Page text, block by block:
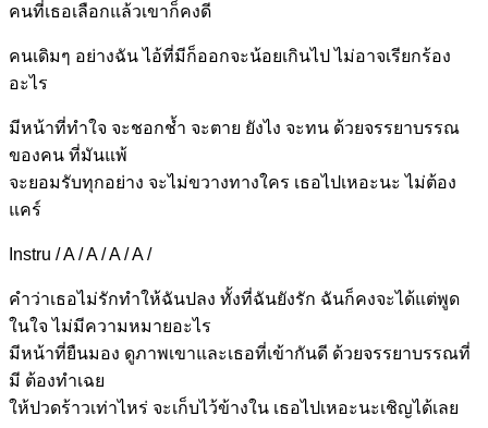
คนที่เธอเลือกแล้วเขาก็คงดี
คนเดิมๆ อย่างฉัน ไอ้ที่มีก็ออกจะน้อยเกินไป ไม่อาจเรียกร้อง
อะไร
มีหน้าที่ทำใจ จะชอกช้ำ จะตาย ยังไง จะทน ด้วยจรรยาบรรณ
ของคน ที่มันแพ้
จะยอมรับทุกอย่าง จะไม่ขวางทางใคร เธอไปเหอะนะ ไม่ต้อง
แคร์
Instru / A / A / A / A /
คำว่าเธอไม่รักทำให้ฉันปลง ทั้งที่ฉันยังรัก ฉันก็คงจะได้แต่พูด
ในใจ ไม่มีความหมายอะไร
มีหน้าที่ยืนมอง ดูภาพเขาและเธอที่เข้ากันดี ด้วยจรรยาบรรณที่
มี ต้องทำเฉย
ให้ปวดร้าวเท่าไหร่ จะเก็บไว้ข้างใน เธอไปเหอะนะเชิญได้เลย